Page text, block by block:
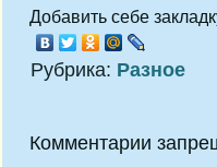
Добавить себе
Рубрика: Разное
Комментарии